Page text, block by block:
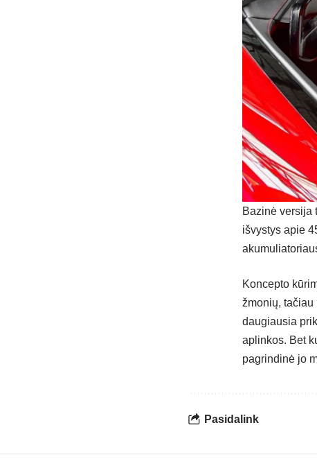
Bazinė versija
išvystys apie
Koncepto
žmonių,
daugiausia
aplinkos. Bet
pagrindinė jo
Pasidalink